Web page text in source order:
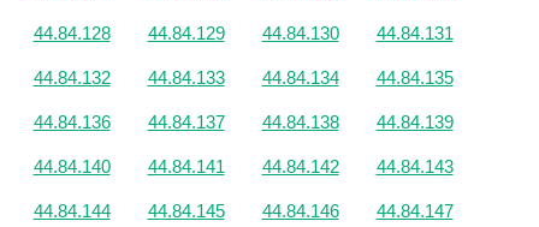
44.84.128 44.84.129 44.84.130 44.84.131
44.84.132 44.84.133 44.84.134 44.84.135
44.84.136 44.84.137 44.84.138 44.84.139
44.84.140 44.84.141 44.84.142 44.84.143
44.84.144 44.84.145 44.84.146 44.84.147